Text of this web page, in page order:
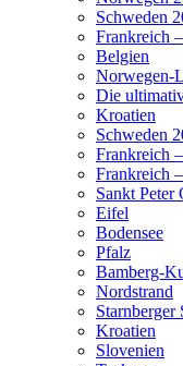
Schweden
Frankreich
Belgien
Norwegen-
Die
Kroatien
Schweden
Frankreich
Frankreich
Sankt Peter
Eifel
Bodensee
Pfalz
Bamberg-
Nordstrand
Starnberger
Kroatien
Slovenien